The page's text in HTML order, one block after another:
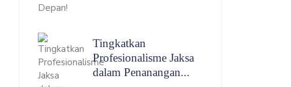
Tingkatkan
Profesionalisme Jaksa
dalam Penanangan...